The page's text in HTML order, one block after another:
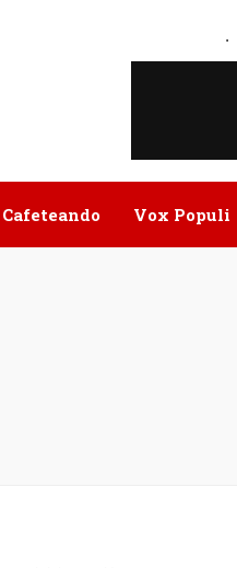
.
Cafeteando Vox Populi